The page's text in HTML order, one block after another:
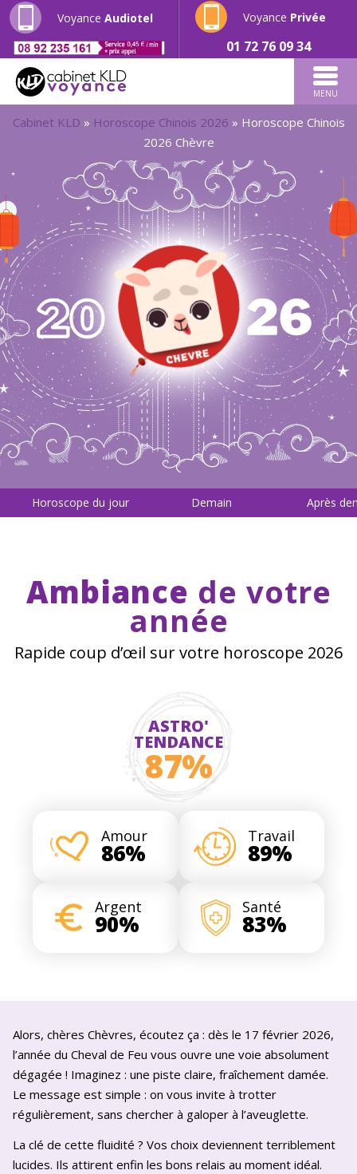
Voyance Audiotel Voyance Privée
01 72 76 09 34
MENU
Cabinet KLD » Horoscope Chinois 2026 » Horoscope Chinois
2026 Chèvre
Horoscope du jour Demain Après
Ambiance de votre
année
Rapide coup d’œil sur votre horoscope 2026
ASTRO'
TENDANCE
87%
Amour
86%
Travail
89%
Argent
90%
Santé
83%
Alors, chères Chèvres, écoutez ça : dès le 17 février 2026,
l’année du Cheval de Feu vous ouvre une voie absolument
dégagée ! Imaginez : une piste claire, fraîchement damée.
Le message est simple : on vous invite à trotter
régulièrement, sans chercher à galoper à l’aveuglette.
La clé de cette fluidité ? Vos choix deviennent terriblement
lucides. Ils attirent enfin les bons relais au moment idéal.